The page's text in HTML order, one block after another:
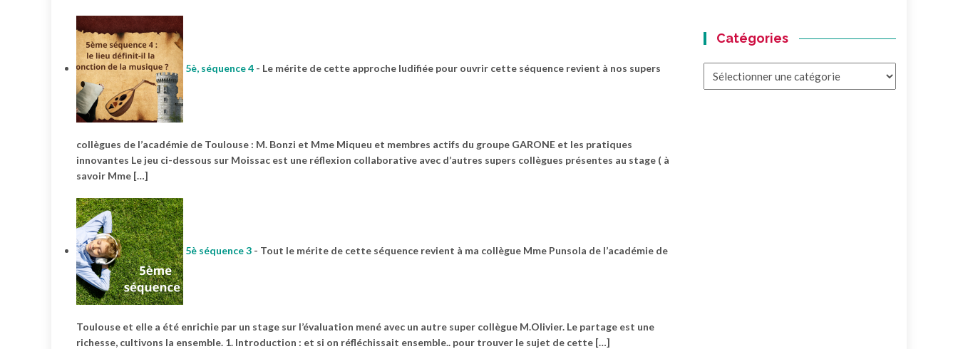
5è, séquence 4 - Le mérite de cette approche ludifiée pour ouvrir cette séquence revient à nos supers
collègues de l’académie de Toulouse : M. Bonzi et Mme Miqueu et membres actifs du groupe GARONE et les pratiques
innovantes Le jeu ci-dessous sur Moissac est une réflexion collaborative avec d’autres supers collègues présentes au stage ( à
savoir Mme […]
5è séquence 3 - Tout le mérite de cette séquence revient à ma collègue Mme Punsola de l’académie de
Toulouse et elle a été enrichie par un stage sur l’évaluation mené avec un autre super collègue M.Olivier. Le partage est une
richesse, cultivons la ensemble. 1. Introduction : et si on réfléchissait ensemble.. pour trouver le sujet de cette […]
Catégories